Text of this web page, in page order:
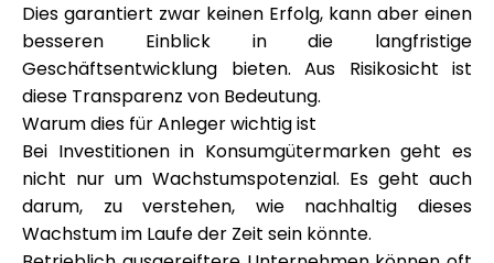
Dies garantiert zwar keinen Erfolg, kann aber einen
besseren Einblick in die langfristige
Geschäftsentwicklung bieten. Aus Risikosicht ist
diese Transparenz von Bedeutung.
Warum dies für Anleger wichtig ist
Bei Investitionen in Konsumgütermarken geht es
nicht nur um Wachstumspotenzial. Es geht auch
darum, zu verstehen, wie nachhaltig dieses
Wachstum im Laufe der Zeit sein könnte.